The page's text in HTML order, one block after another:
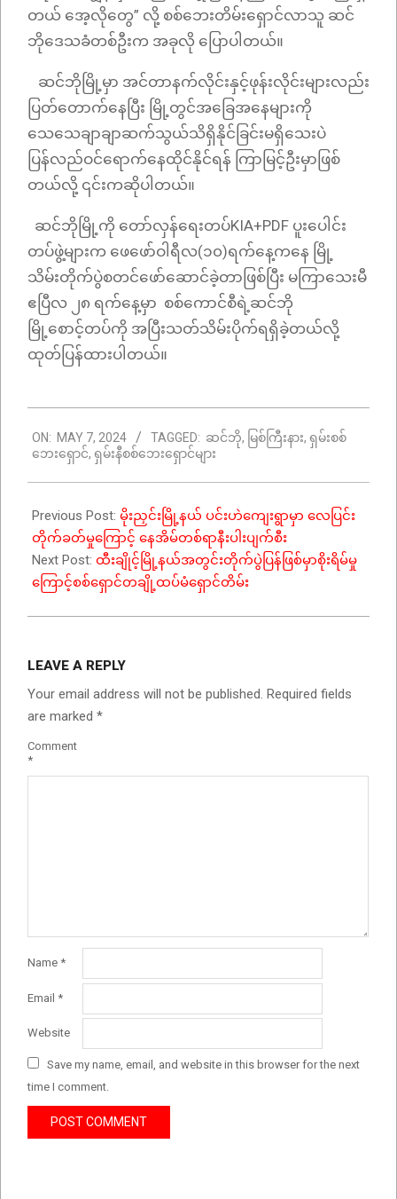
တယ် အေ့လိုတွေ” လို့ စစ်ဘေးတိမ်းရှောင်လာသူ ဆင်
ဘိုဒေသခံတစ်ဦးက အခုလို ပြောပါတယ်။
ဆင်ဘိုမြို့မှာ အင်တာနက်လိုင်းနှင့်ဖုန်းလိုင်းများလည်း
ပြတ်တောက်နေပြီး မြို့တွင်အခြေအနေများကို
သေသေချာချာဆက်သွယ်သိရှိနိုင်ခြင်းမရှိသေးပဲ
ပြန်လည်ဝင်ရောက်နေထိုင်နိုင်ရန် ကြာမြင့်ဦးမှာဖြစ်
တယ်လို့ ၎င်းကဆိုပါတယ်။
ဆင်ဘိုမြို့ကို တော်လှန်ရေးတပ်KIA+PDF ပူးပေါင်း
တပ်ဖွဲ့များက ဖေဖော်ဝါရီလ(၁၀)ရက်နေ့ကနေ မြို့
သိမ်းတိုက်ပွဲစတင်ဖော်ဆောင်ခဲ့တာဖြစ်ပြီး မကြာသေးမီ
ဧပြီလ ၂၈ ရက်နေ့မှာ စစ်ကောင်စီရဲ့ဆင်ဘို
မြို့စောင့်တပ်ကို အပြီးသတ်သိမ်းပိုက်ရရှိခဲ့တယ်လို့
ထုတ်ပြန်ထားပါတယ်။
05-
07
ON: MAY 7, 2024 TAGGED: ဆင်ဘို, မြစ်ကြီးနား, ရှမ်းစစ်
ဘေးရှောင်, ရှမ်းနီစစ်ဘေးရှောင်များ
Previous Post: မိုးညှင်းမြို့နယ် ပင်းဟဲကျေးရွာမှာ လေပြင်း
တိုက်ခတ်မှုကြောင့် နေအိမ်တစ်ရာနီးပါးပျက်စီး
Next Post: ထီးချိုင့်မြို့နယ်အတွင်းတိုက်ပွဲပြန်ဖြစ်မှာစိုးရိမ်မှု
ကြောင့်စစ်ရှောင်တချို့ထပ်မံရှောင်တိမ်း
LEAVE A REPLY
Your email address will not be published. Required fields
are marked *
Comment
*
Name *
Email *
Website
Save my name, email, and website in this browser for the next
time I comment.